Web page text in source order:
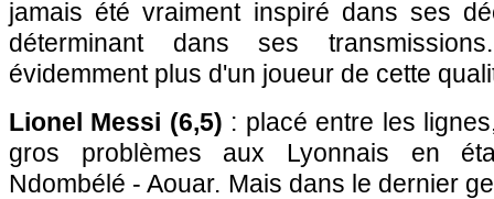
jamais été vraiment inspiré dans ses
déterminant dans ses
évidemment plus d'un joueur de cette
Lionel Messi (6,5) : placé entre les
gros problèmes aux Lyonnais en
Ndombélé - Aouar. Mais dans le dernier